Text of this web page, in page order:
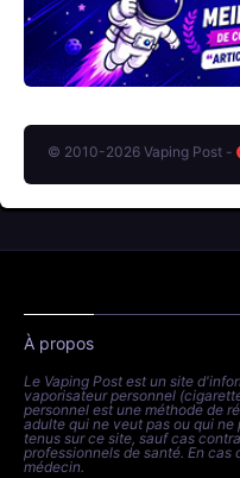
© 2010-2026 Vaping Post -
À propos
Le Vaping Post est un site
vaporisateur personnel
personnel est une méthode de
adulte qui ne veut pas ou qui
tenus sur ce site, sauf cas
professionnels de santé. En
médecin.